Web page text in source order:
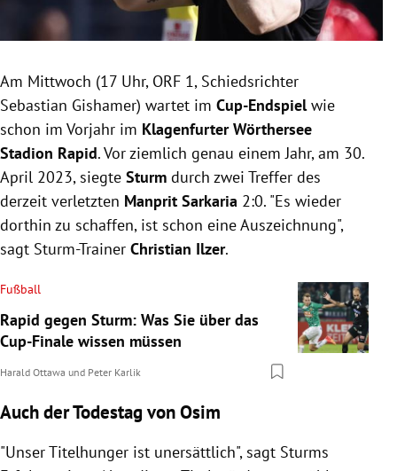
Untermenü
Untermenü
Am Mittwoch (17 Uhr, ORF 1, Schiedsrichter
Sebastian Gishamer) wartet im Cup-Endspielwie
schon im Vorjahr im Klagenfurter Wörthersee
Stadion Rapid. Vor ziemlich genau einem Jahr, am 30.
April 2023, siegte Sturm durch zwei Treffer des
derzeit verletzten Manprit Sarkaria 2:0. "Es wieder
dorthin zu schaffen, ist schon eine Auszeichnung",
sagt Sturm-Trainer Christian Ilzer.
Fußball
Rapid gegen Sturm: Was Sie über das
Cup-Finale wissen müssen
Harald Ottawa und Peter Karlik
Auch der Todestag von Osim
"Unser Titelhunger ist unersättlich", sagt Sturms